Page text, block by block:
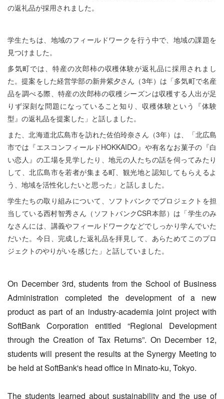
の返礼品が採用されました。
学生たちは、地域のフィールドワークを行う中で、地域の課題を
見つけました。
多気町では、特産の次郎柿の収穫体験が返礼品に採用されまし
た。提案をした経営学部の新井紫夕さん（3年）は「多気町で名産
品を調べる際、特産の次郎柿の収穫シーズンは収穫する人出が足
りず深刻な問題になっていること知り、収穫体験という『体験
型』の返礼品を提案した」と話しました。
また、北海道北広島市を訪れた佐伯玲奈さん（3年）は、「北広島
市では『エスコンフィールドHOKKAIDO』や有名なお菓子の『白
い恋人』の工場を見学したり、地元の人たちの話を伺ってみたり
して、北広島市を若者が集まる町、観光地と認知してもらえるよ
う、地域を活性化したいと思った」と話しました。
学生たちの取り組みについて、ソフトバンクでプロジェクトを担
当している西村智秀さん（ソフトバンクCSR本部）は「学生のみ
なさんには、講義やフィールドワークなどでしっかり学んでいた
だいた。今日、完成した返礼品を拝見して、あらためてこのプロ
ジェクトのやりがいを感じた」と話していました。
On December 3rd, students from the School of Business
Administration completed the development of a new
product as part of an industry-academia joint project with
SoftBank Corporation entitled “Regional Development
through the Creation of Tax Returns”. On December 12,
students will present the results at the Synergy Meeting to
be held at SoftBank's head office in Minato-ku, Tokyo.
The students learned about sustainability and the use of